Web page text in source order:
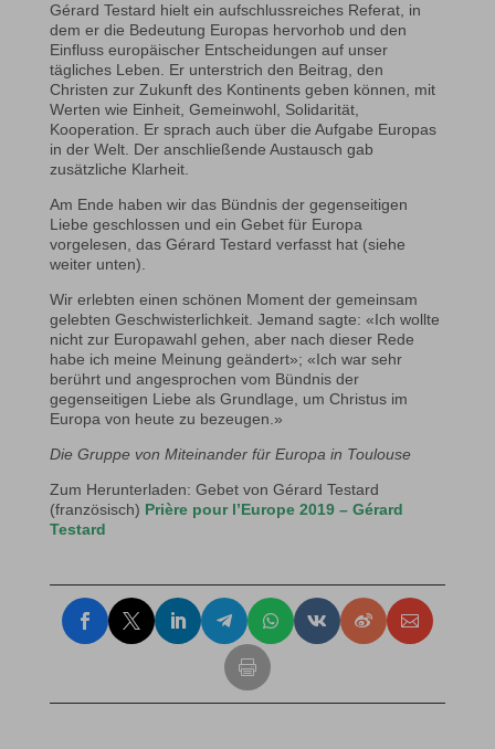
Gérard Testard hielt ein aufschlussreiches Referat, in
dem er die Bedeutung Europas hervorhob und den
Einfluss europäischer Entscheidungen auf unser
tägliches Leben. Er unterstrich den Beitrag, den
Christen zur Zukunft des Kontinents geben können, mit
Werten wie Einheit, Gemeinwohl, Solidarität,
Kooperation. Er sprach auch über die Aufgabe Europas
in der Welt. Der anschließende Austausch gab
zusätzliche Klarheit.
Am Ende haben wir das Bündnis der gegenseitigen
Liebe geschlossen und ein Gebet für Europa
vorgelesen, das Gérard Testard verfasst hat (siehe
weiter unten).
Wir erlebten einen schönen Moment der gemeinsam
gelebten Geschwisterlichkeit. Jemand sagte: «Ich wollte
nicht zur Europawahl gehen, aber nach dieser Rede
habe ich meine Meinung geändert»; «Ich war sehr
berührt und angesprochen vom Bündnis der
gegenseitigen Liebe als Grundlage, um Christus im
Europa von heute zu bezeugen.»
Die Gruppe von Miteinander für Europa in Toulouse
Zum Herunterladen: Gebet von Gérard Testard
(französisch) Prière pour l’Europe 2019 – Gérard
Testard